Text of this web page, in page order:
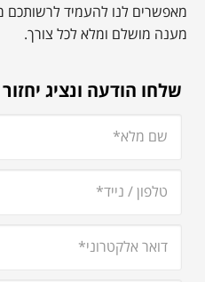
מאפשרים לנו להעמיד לרשותכם
מענה מושלם ומלא לכל צורך.
שלחו הודעה ונציג